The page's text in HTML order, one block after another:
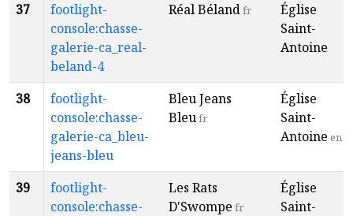
37
footlight-
console:chasse-
galerie-ca_real-
beland-4
Réal Bélandfr
Église
Saint-
Antoine
38
footlight-
console:chasse-
galerie-ca_bleu-
jeans-bleu
Bleu Jeans
Bleufr
Église
Saint-
Antoine en
39
footlight-
console:chasse-
Les Rats
D'Swompe fr
Église
Saint-